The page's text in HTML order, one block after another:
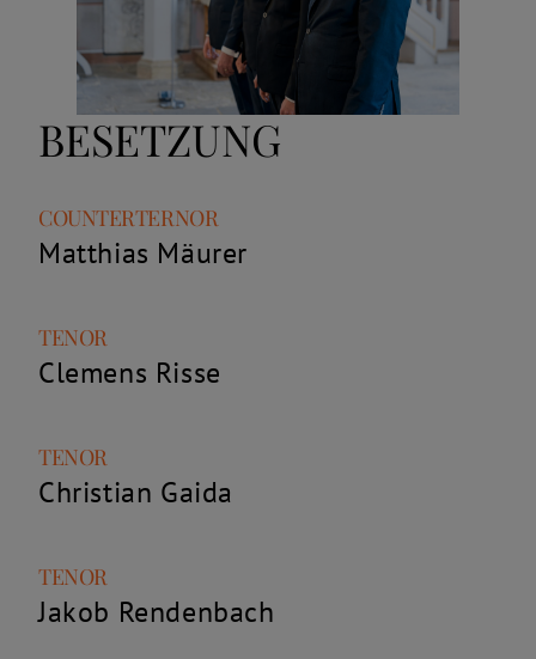
BESETZUNG
Rolle
COUNTERTERNOR
Name
Matthias Mäurer
Rolle
TENOR
Name
Clemens Risse
Rolle
TENOR
Name
Christian Gaida
Rolle
TENOR
Name
Jakob Rendenbach